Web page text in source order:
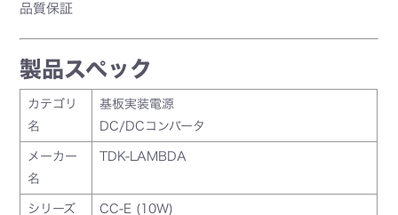
品質保証
製品スペック
カテゴリ
名
基板実装電源
DC/DCコンバータ
メーカー
名
TDK-LAMBDA
シリーズ CC-E (10W)